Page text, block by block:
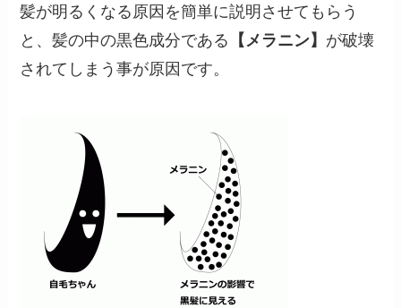
髪が明るくなる原因を簡単に説明させてもらう
と、髪の中の黒色成分である
【メラニン】 が破壊
されてしまう事が原因です。